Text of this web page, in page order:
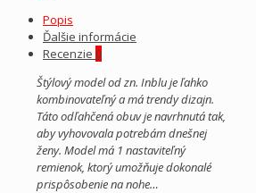
Popis
Ďalšie informácie
Recenzie 0
Štýlový model od zn. Inblu je ľahko
kombinovateľný a má trendy dizajn.
Táto odľahčená obuv je navrhnutá tak,
aby vyhovovala potrebám dnešnej
ženy. Model má 1 nastaviteľný
remienok, ktorý umožňuje dokonalé
prispôsobenie na nohe…